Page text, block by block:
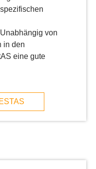
von
in den
eine gute